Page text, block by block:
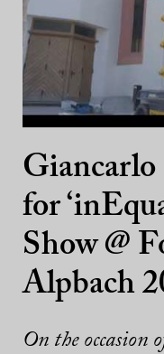
Giancarlo
for
Show @
Alpbach
On the occasion